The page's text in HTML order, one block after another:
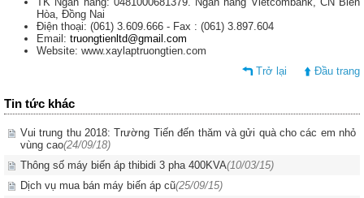
Hòa, Đồng Nai
Điện thoại: (061) 3.609.666 - Fax : (061) 3.897.604
Email: truongtienltd@gmail.com
Website: www.xaylaptruongtien.com
Trở lại
Đầu trang
Tin tức khác
Vui trung thu 2018: Trường Tiến đến thăm và gửi quà cho các em nhỏ
vùng cao(24/09/18)
Thông số máy biến áp thibidi 3 pha 400KVA(10/03/15)
Dịch vụ mua bán máy biến áp cũ(25/09/15)